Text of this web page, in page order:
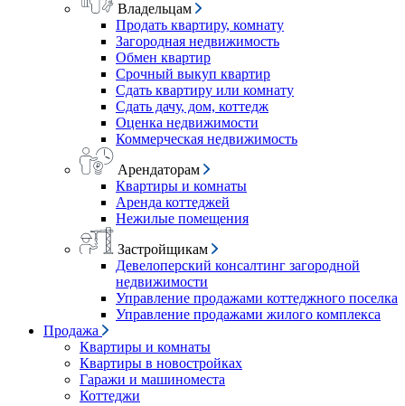
Владельцам
Продать квартиру, комнату
Загородная недвижимость
Обмен квартир
Срочный выкуп квартир
Сдать квартиру или комнату
Сдать дачу, дом, коттедж
Оценка недвижимости
Коммерческая недвижимость
Арендаторам
Квартиры и комнаты
Аренда коттеджей
Нежилые помещения
Застройщикам
Девелоперский консалтинг загородной
недвижимости
Управление продажами коттеджного поселка
Управление продажами жилого комплекса
Продажа
Квартиры и комнаты
Квартиры в новостройках
Гаражи и машиноместа
Коттеджи